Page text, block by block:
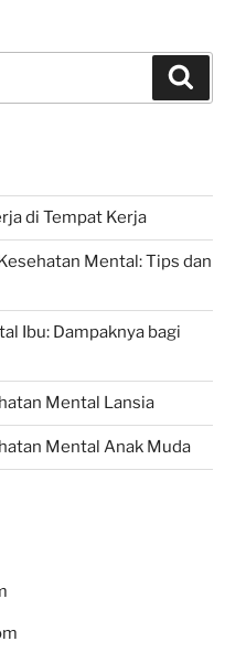
di Tempat Kerja
Mental: Tips dan
Ibu: Dampaknya bagi
Mental Lansia
Mental Anak Muda